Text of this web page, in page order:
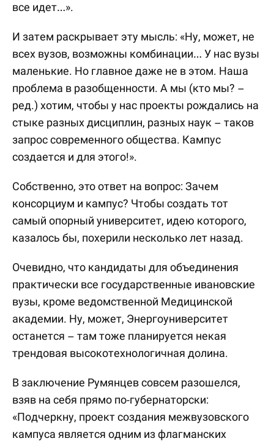
все идет…».
И затем раскрывает эту мысль: «Ну, может, не
всех вузов, возможны комбинации… У нас вузы
маленькие. Но главное даже не в этом. Наша
проблема в разобщенности. А мы (кто мы? –
ред.) хотим, чтобы у нас проекты рождались на
стыке разных дисциплин, разных наук – таков
запрос современного общества. Кампус
создается и для этого!».
Собственно, это ответ на вопрос: Зачем
консорциум и кампус? Чтобы создать тот
самый опорный университет, идею которого,
казалось бы, похерили несколько лет назад.
Очевидно, что кандидаты для объединения
практически все государственные ивановские
вузы, кроме ведомственной Медицинской
академии. Ну, может, Энергоуниверситет
останется – там тоже планируется некая
трендовая высокотехнологичная долина.
В заключение Румянцев совсем разошелся,
взяв на себя прямо по-губернаторски:
«Подчеркну, проект создания межвузовского
кампуса является одним из флагманских